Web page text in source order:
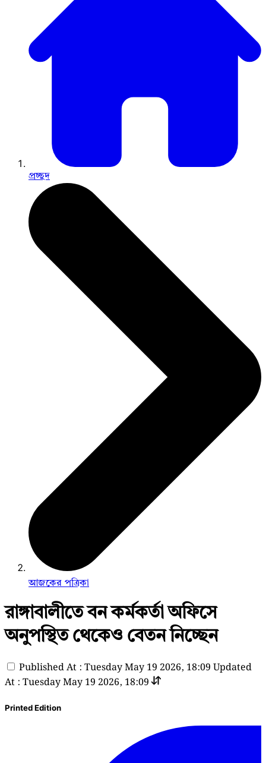
প্রচ্ছদ
আজকের পত্রিকা
রাঙ্গাবালীতে বন কর্মকর্তা অফিসে
অনুপস্থিত থেকেও বেতন নিচ্ছেন
Published At : Tuesday May 19 2026, 18:09 Updated
At : Tuesday May 19 2026, 18:09
Printed Edition